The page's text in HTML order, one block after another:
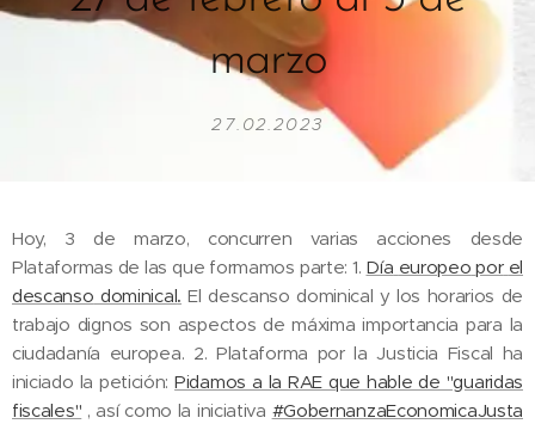
marzo
27.02.2023
Hoy, 3 de marzo, concurren varias acciones desde
Plataformas de las que formamos parte: 1. Día europeo por el
descanso dominical. El descanso dominical y los horarios de
trabajo dignos son aspectos de máxima importancia para la
ciudadanía europea. 2. Plataforma por la Justicia Fiscal ha
iniciado la petición: Pidamos a la RAE que hable de "guaridas
fiscales" , así como la iniciativa #GobernanzaEconomicaJusta